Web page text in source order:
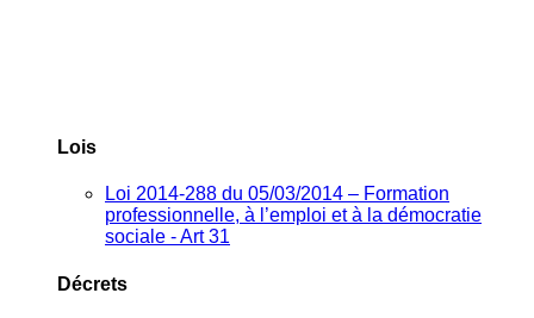
Lois
Loi 2014-288 du 05/03/2014 – Formation
professionnelle, à l’emploi et à la démocratie
sociale - Art 31
Décrets